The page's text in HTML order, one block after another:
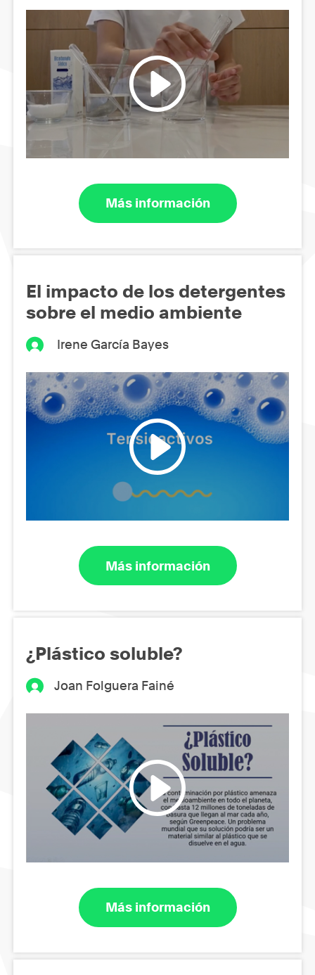
Más información
El impacto de los detergentes
sobre el medio ambiente
Irene García Bayes
Más información
¿Plástico soluble?
Joan Folguera Fainé
Más información